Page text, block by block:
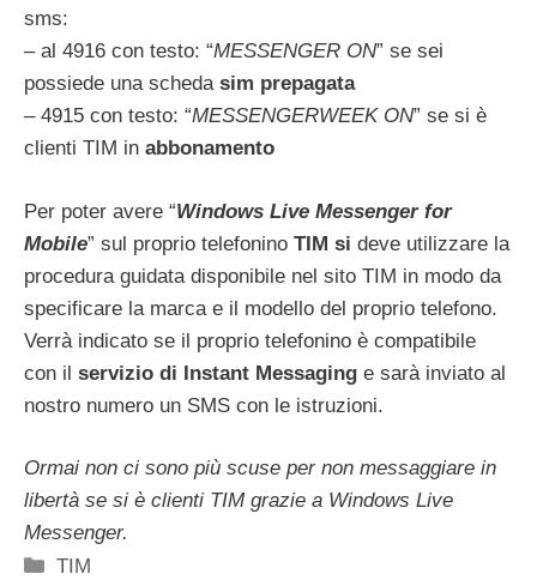
sms:
– al 4916 con testo: “MESSENGER ON” se sei
possiede una scheda sim prepagata
– 4915 con testo: “MESSENGERWEEK ON” se si è
clienti TIM in abbonamento
Per poter avere “Windows Live Messenger for
Mobile” sul proprio telefonino TIM si deve utilizzare la
procedura guidata disponibile nel sito TIM in modo da
specificare la marca e il modello del proprio telefono.
Verrà indicato se il proprio telefonino è compatibile
con il servizio di Instant Messaging e sarà inviato al
nostro numero un SMS con le istruzioni.
Ormai non ci sono più scuse per non messaggiare in
libertà se si è clienti TIM grazie a Windows Live
Messenger.
Categorie
TIM